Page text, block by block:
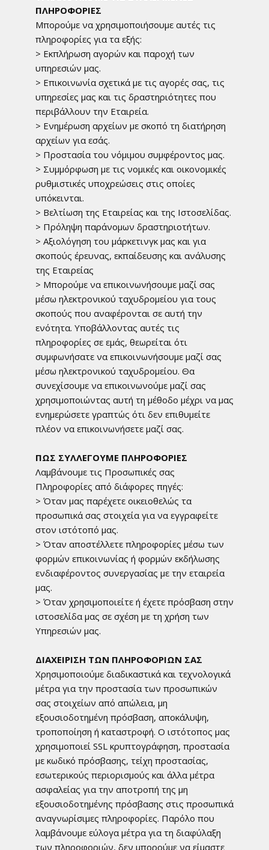
ΠΛΗΡΟΦΟΡΙΕΣ
Mπορούμε να χρησιμοποιήσουμε αυτές τις
πληροφορίες για τα εξής:
> Εκπλήρωση αγορών και παροχή των
υπηρεσιών μας.
> Επικοινωνία σχετικά με τις αγορές σας, τις
υπηρεσίες μας και τις δραστηριότητες που
περιβάλλουν την Εταιρεία.
> Ενημέρωση αρχείων με σκοπό τη διατήρηση
αρχείων για εσάς.
> Προστασία του νόμιμου συμφέροντος μας.
> Συμμόρφωση με τις νομικές και οικονομικές
ρυθμιστικές υποχρεώσεις στις οποίες
υπόκεινται.
> Βελτίωση της Εταιρείας και της Ιστοσελίδας.
> Πρόληψη παράνομων δραστηριοτήτων.
> Αξιολόγηση του μάρκετινγκ μας και για
σκοπούς έρευνας, εκπαίδευσης και ανάλυσης
της Εταιρείας
> Μπορούμε να επικοινωνήσουμε μαζί σας
μέσω ηλεκτρονικού ταχυδρομείου για τους
σκοπούς που αναφέρονται σε αυτή την
ενότητα. Υποβάλλοντας αυτές τις
πληροφορίες σε εμάς, θεωρείται ότι
συμφωνήσατε να επικοινωνήσουμε μαζί σας
μέσω ηλεκτρονικού ταχυδρομείου. Θα
συνεχίσουμε να επικοινωνούμε μαζί σας
χρησιμοποιώντας αυτή τη μέθοδο μέχρι να μας
ενημερώσετε γραπτώς ότι δεν επιθυμείτε
πλέον να επικοινωνήσετε μαζί σας.
ΠΩΣ ΣΥΛΛΕΓΟΥΜΕ ΠΛΗΡΟΦΟΡΙΕΣ
Λαμβάνουμε τις Προσωπικές σας
Πληροφορίες από διάφορες πηγές:
> Όταν μας παρέχετε οικειοθελώς τα
προσωπικά σας στοιχεία για να εγγραφείτε
στον ιστότοπό μας.
> Όταν αποστέλλετε πληροφορίες μέσω των
φορμών επικοινωνίας ή φορμών εκδήλωσης
ενδιαφέροντος συνεργασίας με την εταιρεία
μας.
> Όταν χρησιμοποιείτε ή έχετε πρόσβαση στην
ιστοσελίδα μας σε σχέση με τη χρήση των
Υπηρεσιών μας.
ΔΙΑΧΕΙΡΙΣΗ ΤΩΝ ΠΛΗΡΟΦΟΡΙΩΝ ΣΑΣ
Χρησιμοποιούμε διαδικαστικά και τεχνολογικά
μέτρα για την προστασία των προσωπικών
σας στοιχείων από απώλεια, μη
εξουσιοδοτημένη πρόσβαση, αποκάλυψη,
τροποποίηση ή καταστροφή. Ο ιστότοπος μας
χρησιμοποιεί SSL κρυπτογράφηση, προστασία
με κωδικό πρόσβασης, τείχη προστασίας,
εσωτερικούς περιορισμούς και άλλα μέτρα
ασφαλείας για την αποτροπή της μη
εξουσιοδοτημένης πρόσβασης στις προσωπικά
αναγνωρίσιμες πληροφορίες. Παρόλο που
λαμβάνουμε εύλογα μέτρα για τη διαφύλαξη
των πληροφοριών, δεν μπορούμε να είμαστε